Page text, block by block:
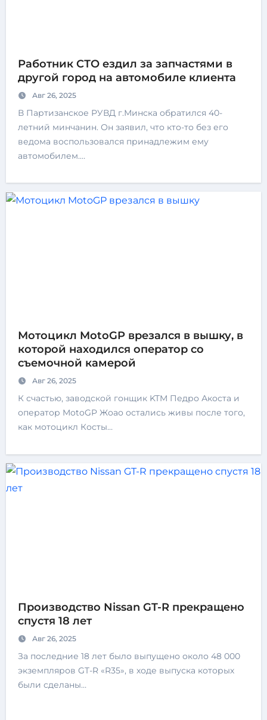
Работник СТО ездил за запчастями в
другой город на автомобиле клиента
Авг 26, 2025
В Партизанское РУВД г.Минска обратился 40-
летний минчанин. Он заявил, что кто-то без его
ведома воспользовался принадлежим ему
автомобилем.…
Мотоцикл MotoGP врезался в вышку, в
которой находился оператор со
съемочной камерой
Авг 26, 2025
К счастью, заводской гонщик KTM Педро Акоста и
оператор MotoGP Жоао остались живы после того,
как мотоцикл Косты…
Производство Nissan GT-R прекращено
спустя 18 лет
Авг 26, 2025
За последние 18 лет было выпущено около 48 000
экземпляров GT-R «R35», в ходе выпуска которых
были сделаны…